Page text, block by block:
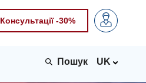
Консультації -30%
UK